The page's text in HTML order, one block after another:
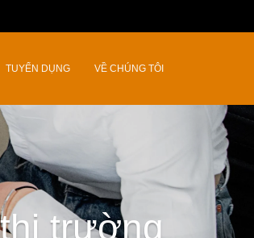
TUYỂN DỤNG VỀ CHÚNG TÔI
trường